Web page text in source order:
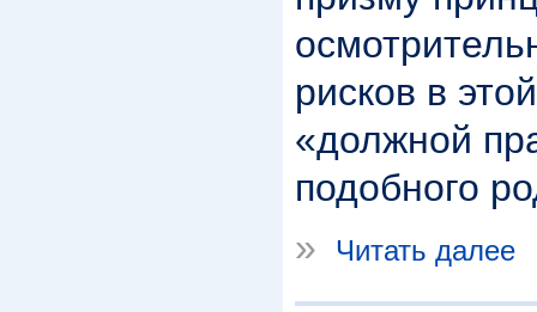
рисков в
«должной
подобного
»
Читать далее